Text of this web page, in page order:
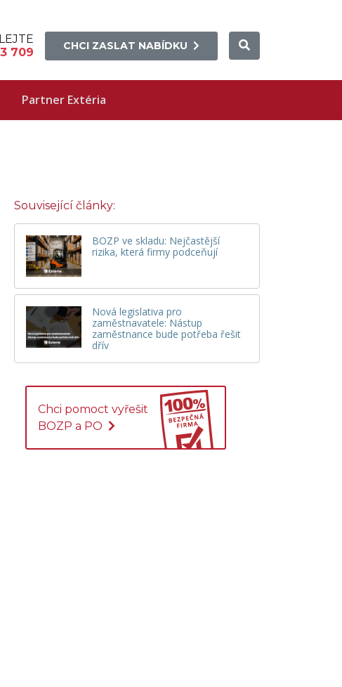
709
CHCI ZASLAT NABÍDKU
Partner Extéria
Související články:
BOZP ve skladu: Nejčastější
rizika, která firmy podceňují
Nová legislativa pro
zaměstnavatele: Nástup
zaměstnance bude potřeba řešit
dřív
Chci pomoct vyřešit
BOZP a PO